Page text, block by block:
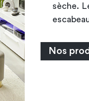
sèche.
Nos